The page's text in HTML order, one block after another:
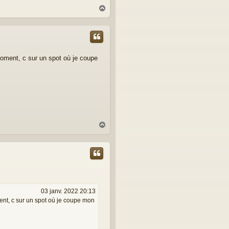
a
c sur un spot où je coupe
u
03 janv. 2022 20:13
c sur un spot où je coupe mon